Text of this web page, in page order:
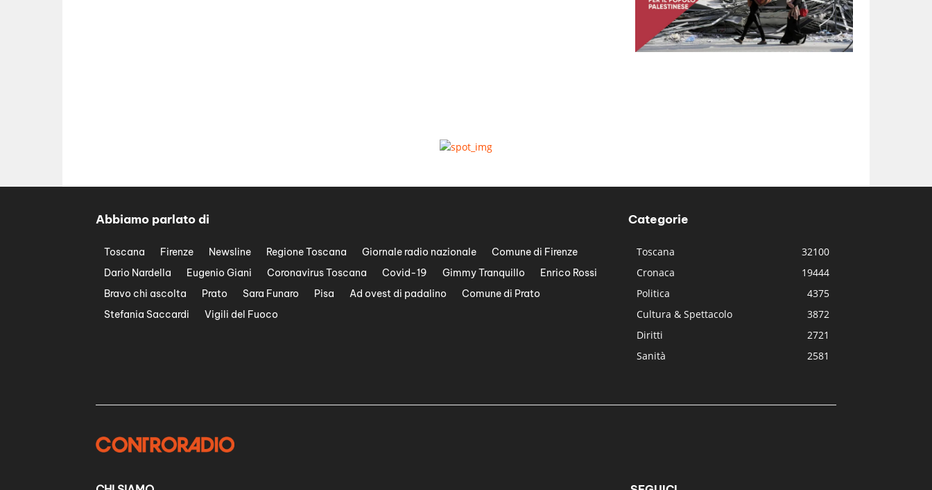
Abbiamo parlato di
Toscana Firenze Newsline Regione Toscana Giornale radio nazionale
Comune di Firenze
Dario Nardella
Eugenio Giani Coronavirus Toscana Covid-19 Gimmy Tranquillo
Enrico Rossi
Bravo chi ascolta
Prato Sara Funaro Pisa Ad ovest di padalino
Comune di Prato
Stefania Saccardi
Vigili del Fuoco
Categorie
Toscana
32100
Cronaca
19444
Politica
4375
Cultura & Spettacolo
3872
Diritti
2721
Sanità
2581